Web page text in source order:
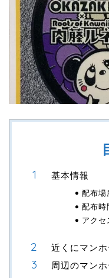
基本情報
配布場
配布時
アクセ
近くにマンホ
周辺のマン